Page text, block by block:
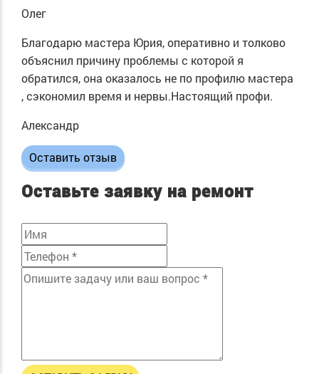
Олег
Благодарю мастера Юрия, оперативно и толково
объяснил причину проблемы с которой я
обратился, она оказалось не по профилю мастера
, сэкономил время и нервы.Настоящий профи.
Александр
Оставить отзыв
Оставьте заявку на ремонт